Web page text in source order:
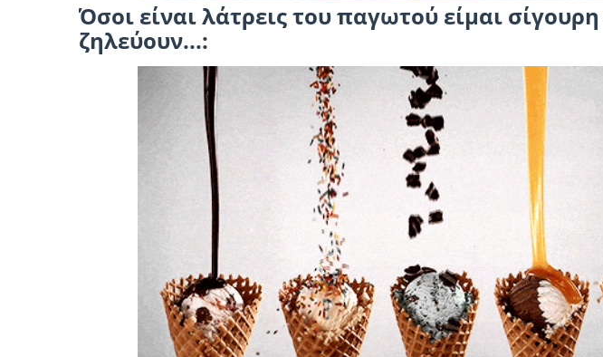
Όσοι είναι λάτρεις του παγωτού είμαι
ζηλεύουν...: